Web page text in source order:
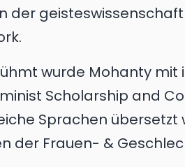
der
wurde Mohanty mit
Scholarship and
Sprachen
der Frauen- &